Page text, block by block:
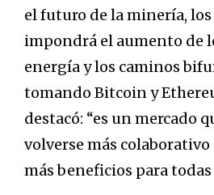
el futuro de la minería, los
impondrá el aumento de
energía y los caminos
tomando Bitcoin y
destacó: “es un mercado
volverse más
más beneficios para todas